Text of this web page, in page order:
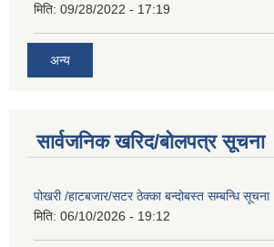
मिति: 09/28/2022 - 17:19
अन्य
सार्वजनिक खरिद/बोलपत्र सूचना
पोखरी /हाटबजार/सटर ठेक्का बन्दोबस्त सम्बन्धि
मिति: 06/10/2026 - 19:12